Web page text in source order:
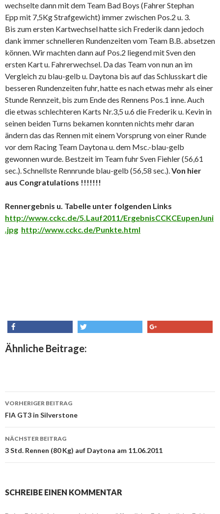
wechselte dann mit dem Team Bad Boys (Fahrer Stephan
Epp mit 7,5Kg Strafgewicht) immer zwischen Pos.2 u. 3.
Bis zum ersten Kartwechsel hatte sich Frederik dann jedoch
dank immer schnelleren Rundenzeiten vom Team B.B. absetzen
können. Wir machten dann auf Pos.2 liegend mit Sven den
ersten Kart u. Fahrerwechsel. Da das Team von nun an im
Vergleich zu blau-gelb u. Daytona bis auf das Schlusskart die
besseren Rundenzeiten fuhr, hatte es nach etwas mehr als einer
Stunde Rennzeit, bis zum Ende des Rennens Pos.1 inne. Auch
die etwas schlechteren Karts Nr.3,5 u.6 die Frederik u. Kevin in
seinen beiden Turns bekamen konnten nichts mehr daran
ändern das das Rennen mit einem Vorsprung von einer Runde
vor dem Racing Team Daytona u. dem Msc.-blau-gelb
gewonnen wurde. Bestzeit im Team fuhr Sven Fiehler (56,61
sec.). Schnellste Rennrunde blau-gelb (56,58 sec.).Von hier
aus Congratulations !!!!!!!
Rennergebnis u. Tabelle unter folgenden Links
http://www.cckc.de/5.Lauf2011/ErgebnisCCKCEupenJuni
.jpg http://www.cckc.de/Punkte.html
share
Ähnliche Beitrage:
Beitrags-
Navigation
VORHERIGER BEITRAG
FIA GT3 in Silverstone
NÄCHSTER BEITRAG
3 Std. Rennen (80 Kg) auf Daytona am 11.06.2011
SCHREIBE EINEN KOMMENTAR